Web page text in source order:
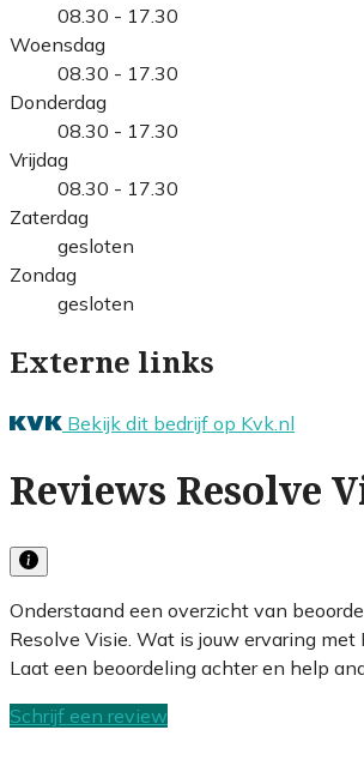
08.30 - 17.30
Woensdag
08.30 - 17.30
Donderdag
08.30 - 17.30
Vrijdag
08.30 - 17.30
Zaterdag
gesloten
Zondag
gesloten
Externe links
Bekijk dit bedrijf op Kvk.nl
Reviews Resolve
Onderstaand een overzicht van
Resolve Visie. Wat is jouw ervaring met
Laat een beoordeling achter en help
Schrijf een review